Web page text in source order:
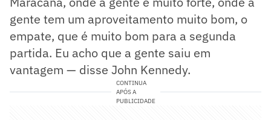
gente tem um aproveitamento muito bom, o
empate, que é muito bom para a segunda
partida. Eu acho que a gente saiu em
vantagem — disse John Kennedy.
CONTINUA
APÓS A
PUBLICIDADE